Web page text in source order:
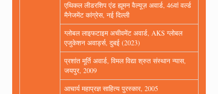
एथिकल लीडरशिप एंड ह्यूमन वैल्यूज़ अवार्ड, 46वां वर्ल्ड
मैनेजमेंट कांग्रेस, नई दिल्ली
ग्लोबल लाइफटाइम अचीवमेंट अवार्ड, AKS ग्लोबल
एजुकेशन अवार्ड्स, दुबई (2023)
प्रशांत मूर्ति अवार्ड, विमल विद्या श्रुत संस्थान न्यास,
जयपुर, 2009
आचार्य महाप्रज्ञ साहित्य पुरस्कार, 2005